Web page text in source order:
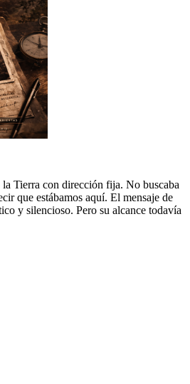
Tierra con dirección fija. No buscaba
que estábamos aquí. El mensaje de
y silencioso. Pero su alcance todavía